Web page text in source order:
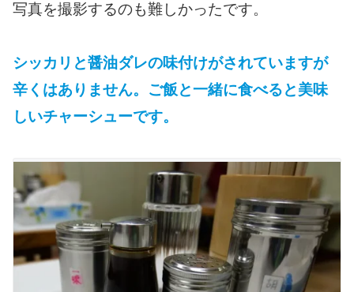
写真を撮影するのも難しかったです。
シッカリと醤油ダレの味付けがされていますが
辛くはありません。ご飯と一緒に食べると美味
しいチャーシューです。